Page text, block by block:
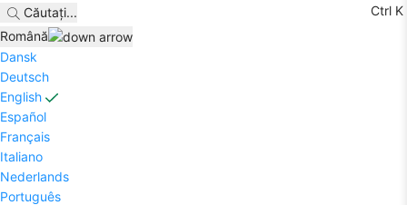
Căutați...
Ctrl K
Română
Dansk
Deutsch
English
Español
Français
Italiano
Nederlands
Português